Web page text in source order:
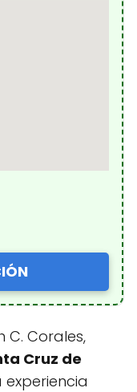
C. Corales,
Cruz de
experiencia